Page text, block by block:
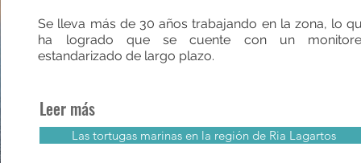
Se lleva más de 30 años trabajando en la zona, lo
ha logrado que se cuente con un
estandarizado de largo plazo.
Leer más
Las tortugas marinas en la región de Ria Lagartos